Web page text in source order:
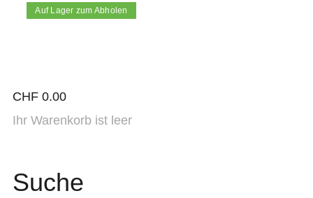
Auf Lager zum Abholen
CHF 0.00
Ihr Warenkorb ist leer
Suche